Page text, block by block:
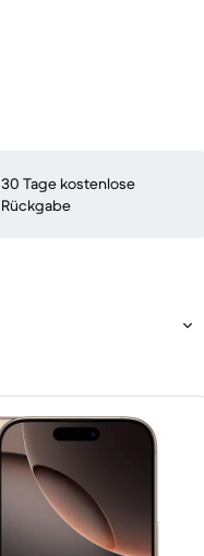
30 Tage kostenlose
Rückgabe